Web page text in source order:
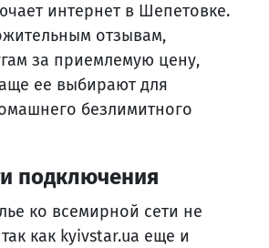
интернет в Шепетовке.
отзывам,
за приемлемую цену,
ее выбирают для
безлимитного
подключения
ко всемирной сети не
как kyivstar.ua еще и